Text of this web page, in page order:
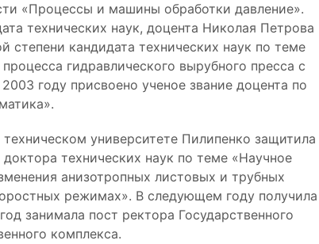
«Процессы и машины обработки давление».
технических наук, доцента Николая Петрова
степени кандидата технических наук по теме
гидравлического вырубного пресса с
году присвоено ученое звание доцента по
университете Пилипенко защитила
технических наук по теме «Научное
анизотропных листовых и трубных
режимах». В следующем году получила
занимала пост ректора Государственного
комплекса.